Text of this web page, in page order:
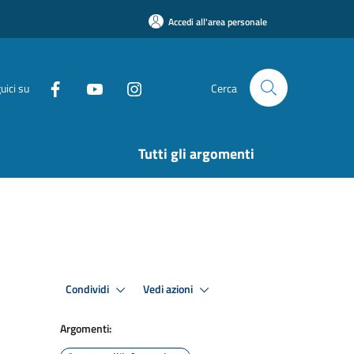
Accedi all'area personale
su Cerca
Tutti gli argomenti
Condividi Vedi azioni
Argomenti: